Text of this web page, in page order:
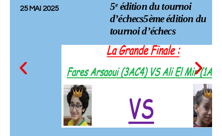
25 MAI 2025
5ᵉ édition du tournoi
d’échecs5ème édition du
tournoi d’échecs